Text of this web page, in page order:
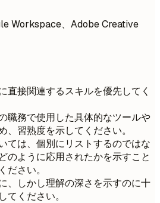
Workspace、Adobe Creative
直接関連するスキルを優先してく
職務で使用した具体的なツールや
、習熟度を示してください。
ては、個別にリストするのではな
のように応用されたかを示すこと
ださい。
、しかし理解の深さを示すのに十
てください。